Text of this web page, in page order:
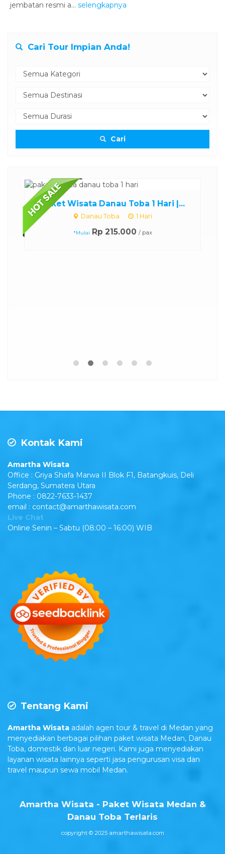
jembatan resmi a... selengkapnya
Cari Tour Impian Anda!
Cari
Paket Wisata Danau Toba 1 Hari |...
Danau Toba 1 Hari
*Mulai Rp 215.000 / pax
Kontak Kami
Amartha Wisata
Office : Griya Shafa Marwa II Blok F1, Batangkuis, Deli
Serdang, Sumatera Utara
Phone : 0822-7633-1437
email : contact@amarthawisata.com
Live Chat
Online Senin – Sabtu (08:00 – 16:00) WIB
Tentang Kami
Amartha Wisata adalah agen tour & travel di Medan yang
menyediakan berbagai pilihan paket wisata Medan, Danau
Toba, domestik dan luar negeri. Kami juga menyediakan
layanan wisata lainnya seperti jasa pengurusan visa dan
travel maupun sewa mobil Medan.
Amartha Wisata - Paket Wisata Medan &
Danau Toba Terlaris
copyright © 2025 amarthawisata.com